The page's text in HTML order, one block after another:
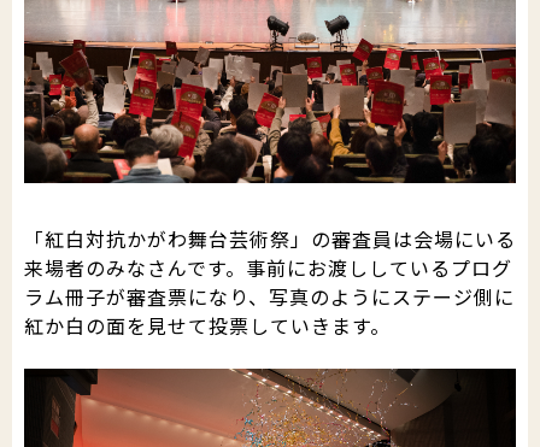
「紅白対抗かがわ舞台芸術祭」の審査員は会場にいる
来場者のみなさんです。事前にお渡ししているプログ
ラム冊子が審査票になり、写真のようにステージ側に
紅か白の面を見せて投票していきます。